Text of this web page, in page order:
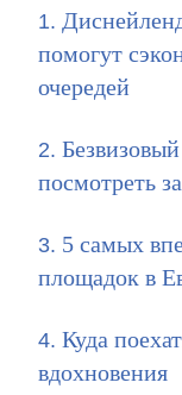
помогут
очередей
посмотреть
5 самых
площадок в
Куда
вдохновения